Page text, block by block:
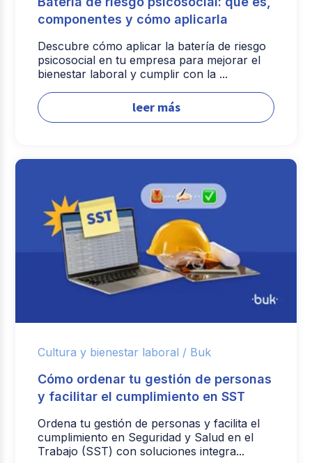
componentes y cómo aplicarla
Descubre cómo aplicar la batería de riesgo
psicosocial en tu empresa para mejorar el
bienestar laboral y cumplir con la ...
leer más
Cultura y bienestar laboral / Buk
Cómo ordenar tu gestión de personas
y facilitar el cumplimiento en SST
Ordena tu gestión de personas y facilita el
cumplimiento en Seguridad y Salud en el
Trabajo (SST) con soluciones integra...